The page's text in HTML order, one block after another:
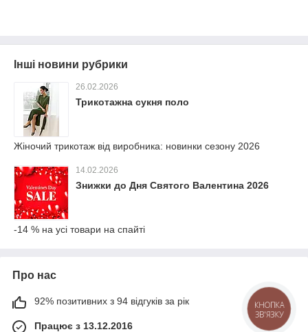
Інші новини рубрики
26.02.2026
Трикотажна сукня поло
Жіночий трикотаж від виробника: новинки сезону 2026
14.02.2026
Знижки до Дня Святого Валентина 2026
-14 % на усі товари на спайті
Про нас
92% позитивних з 94 відгуків за рік
Працює з 13.12.2016
КНОПКА
ЗВ'ЯЗКУ